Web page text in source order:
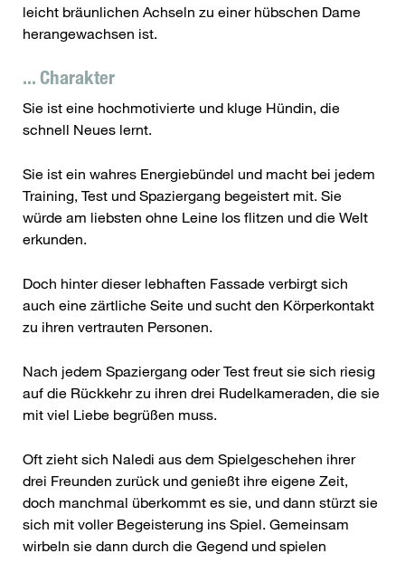
leicht bräunlichen Achseln zu einer hübschen Dame
herangewachsen ist.
... Charakter
Sie ist eine hochmotivierte und kluge Hündin, die
schnell Neues lernt.
Sie ist ein wahres Energiebündel und macht bei jedem
Training, Test und Spaziergang begeistert mit. Sie
würde am liebsten ohne Leine los flitzen und die Welt
erkunden.
Doch hinter dieser lebhaften Fassade verbirgt sich
auch eine zärtliche Seite und sucht den Körperkontakt
zu ihren vertrauten Personen.
Nach jedem Spaziergang oder Test freut sie sich riesig
auf die Rückkehr zu ihren drei Rudelkameraden, die sie
mit viel Liebe begrüßen muss.
Oft zieht sich Naledi aus dem Spielgeschehen ihrer
drei Freunden zurück und genießt ihre eigene Zeit,
doch manchmal überkommt es sie, und dann stürzt sie
sich mit voller Begeisterung ins Spiel. Gemeinsam
wirbeln sie dann durch die Gegend und spielen